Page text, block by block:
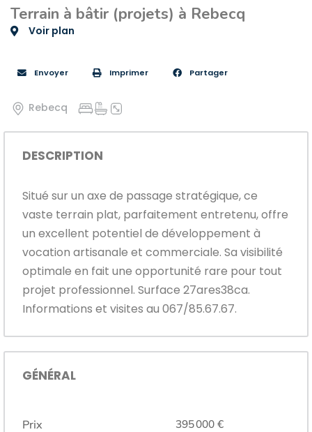
Terrain à bâtir (projets) à Rebecq
Voir plan
Envoyer Imprimer Partager
Rebecq
DESCRIPTION
Situé sur un axe de passage stratégique, ce
vaste terrain plat, parfaitement entretenu, offre
un excellent potentiel de développement à
vocation artisanale et commerciale. Sa visibilité
optimale en fait une opportunité rare pour tout
projet professionnel. Surface 27ares38ca.
Informations et visites au 067/85.67.67.
GÉNÉRAL
Prix 395 000 €